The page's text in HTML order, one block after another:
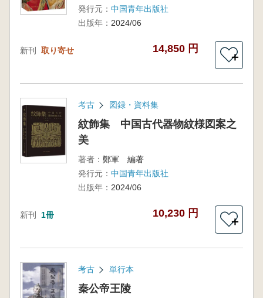
発行元： 中国青年出版社
出版年： 2024/06
新刊 取り寄せ 14,850 円
＋
考古 図録・資料集
紋飾集 中国古代器物紋様図案之
美
著者： 鄭軍 編著
発行元： 中国青年出版社
出版年： 2024/06
新刊 1冊 10,230 円
＋
考古 単行本
秦公帝王陵